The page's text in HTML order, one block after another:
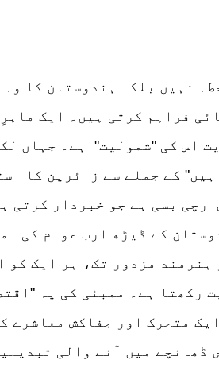
نہیں بلکہ ہندوستان کا
فراہم کرتی ہیں۔ ایک
اس کی "شمولیت" ہے۔ جہاں
کے جملے سے زائرین کا
رچی بسی ہے جو خبردار کرتی
کے ڈیڑھ ارب عوام کی
ہنرمند مزدور تک، ہر ایک کو
رکھتا ہے۔ ممبئی کی یہ
متحرک اور جفاکش معاشرے
ڈھانچے میں آنے والی